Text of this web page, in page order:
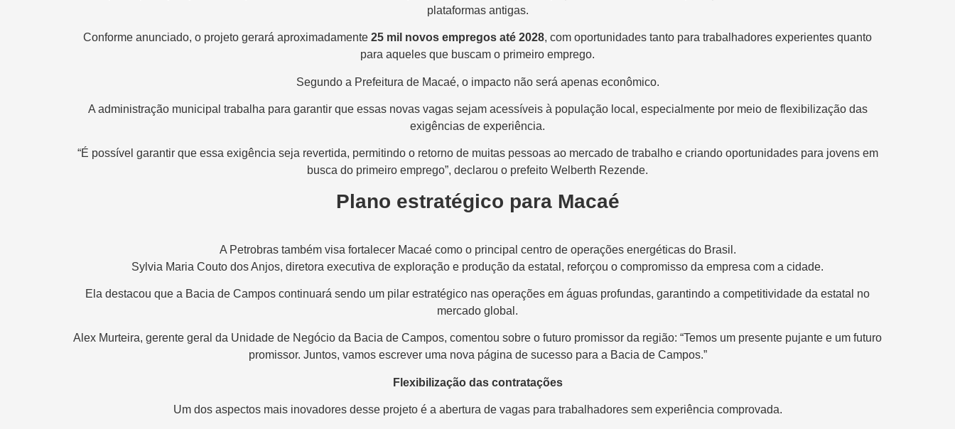
plataformas antigas.
Conforme anunciado, o projeto gerará aproximadamente 25 mil novos empregos até 2028, com oportunidades tanto para trabalhadores experientes quanto
para aqueles que buscam o primeiro emprego.
Segundo a Prefeitura de Macaé, o impacto não será apenas econômico.
A administração municipal trabalha para garantir que essas novas vagas sejam acessíveis à população local, especialmente por meio de flexibilização das
exigências de experiência.
“É possível garantir que essa exigência seja revertida, permitindo o retorno de muitas pessoas ao mercado de trabalho e criando oportunidades para jovens em
busca do primeiro emprego”, declarou o prefeito Welberth Rezende.
Plano estratégico para Macaé
A Petrobras também visa fortalecer Macaé como o principal centro de operações energéticas do Brasil.
Sylvia Maria Couto dos Anjos, diretora executiva de exploração e produção da estatal, reforçou o compromisso da empresa com a cidade.
Ela destacou que a Bacia de Campos continuará sendo um pilar estratégico nas operações em águas profundas, garantindo a competitividade da estatal no
mercado global.
Alex Murteira, gerente geral da Unidade de Negócio da Bacia de Campos, comentou sobre o futuro promissor da região: “Temos um presente pujante e um futuro
promissor. Juntos, vamos escrever uma nova página de sucesso para a Bacia de Campos.”
Flexibilização das contratações
Um dos aspectos mais inovadores desse projeto é a abertura de vagas para trabalhadores sem experiência comprovada.